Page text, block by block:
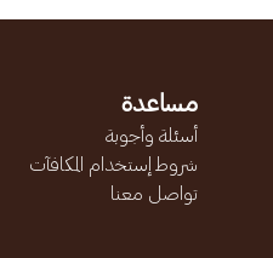
مساعدة
أسئلة وأجوبة
شروط إستخدام المكافآت
تواصل معنا